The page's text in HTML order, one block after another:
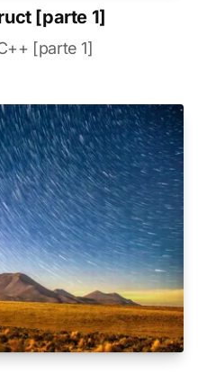
[parte 1]
[parte 1]